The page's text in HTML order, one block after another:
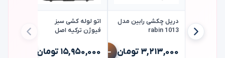
دریل چکشی رابین مدل
rabin 1013
۳,۲۱۳,۰۰۰ تومان
اتو لوله کشی سبز
فیوژن ترکیه اصل
۱۵,۹۵۰,۰۰۰ تومان